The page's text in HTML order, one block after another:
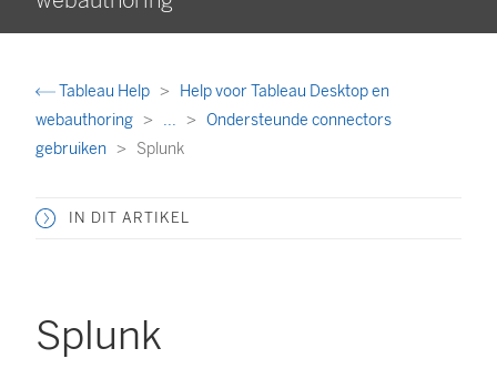
Tableau Help
Help voor Tableau Desktop en
webauthoring
...
Ondersteunde connectors
gebruiken
Splunk
IN DIT ARTIKEL
Splunk